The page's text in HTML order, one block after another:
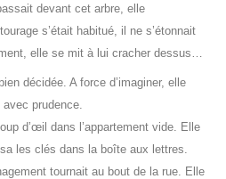
devant cet arbre, elle
s’était habitué, il ne s’étonnait
elle se mit à lui cracher dessus…
décidée. A force d’imaginer, elle
prudence.
d’œil dans l’appartement vide. Elle
les clés dans la boîte aux lettres.
tournait au bout de la rue. Elle